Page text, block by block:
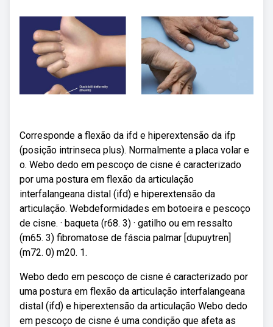
Corresponde a flexão da ifd e hiperextensão da ifp
(posição intrinseca plus). Normalmente a placa volar e
o. Webo dedo em pescoço de cisne é caracterizado
por uma postura em flexão da articulação
interfalangeana distal (ifd) e hiperextensão da
articulação. Webdeformidades em botoeira e pescoço
de cisne. · baqueta (r68. 3) · gatilho ou em ressalto
(m65. 3) fibromatose de fáscia palmar [dupuytren]
(m72. 0) m20. 1.
Webo dedo em pescoço de cisne é caracterizado por
uma postura em flexão da articulação interfalangeana
distal (ifd) e hiperextensão da articulação Webo dedo
em pescoço de cisne é uma condição que afeta as